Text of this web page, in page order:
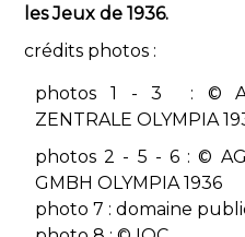
les Jeux de 1936.
crédits photos :
photos 1 - 3 : ©
ZENTRALE OLYMPIA
photos 2 - 5 - 6 : ©
GMBH OLYMPIA 1936
photo 7 : domaine